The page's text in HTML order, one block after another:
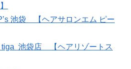
池袋 【ヘアサロンエム ピー
池袋店 【ヘアリゾートス